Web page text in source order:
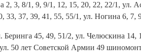
2, 3, 8/1, 9, 9/1, 12, 15, 20, 22, 22/1,
33, 37, 39, 41, 55, 55/1, ул. Ногина 6,
Беринга 45, 49, 51/2, ул. Челюскина
50 лет Советской Армии 49